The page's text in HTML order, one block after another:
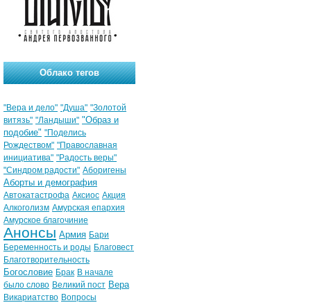
Облако тегов
"Вера и дело" "Душа" "Золотой
витязь" "Ландыши" "Образ и
подобие" "Поделись
Рождеством" "Православная
инициатива" "Радость веры"
"Синдром радости" Аборигены
Аборты и демография
Автокатастрофа Аксиос Акция
Алкоголизм Амурская епархия
Амурское благочиние
Анонсы Армия Бари
Беременность и роды Благовест
Благотворительность
Богословие Брак В начале
было слово Великий пост Вера
Викариатство Вопросы